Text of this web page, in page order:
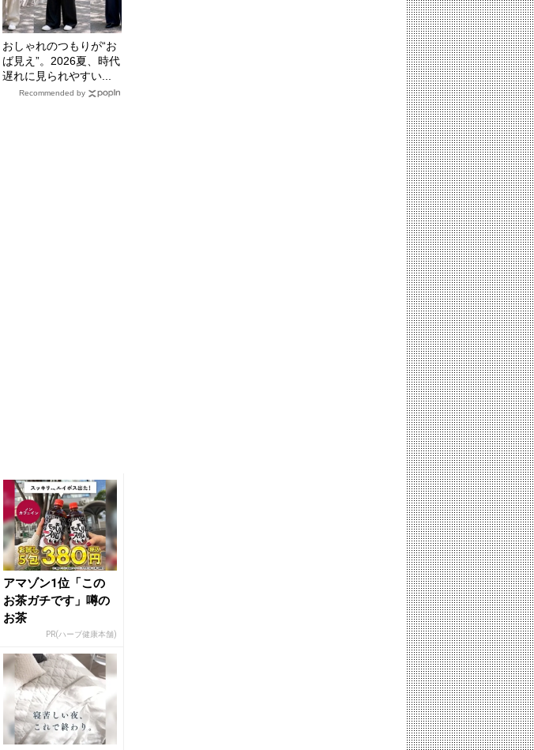
おしゃれのつもりが“お
ば見え”。2026夏、時代
遅れに見られやすい...
Recommended by
アマゾン1位「この
お茶ガチです」噂の
お茶
PR(ハーブ健康本舗)